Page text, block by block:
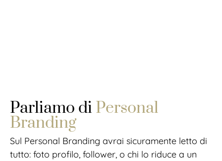
Parliamo di Personal
Branding
Sul Personal Branding avrai sicuramente letto di
tutto: foto profilo, follower, o chi lo riduce a un